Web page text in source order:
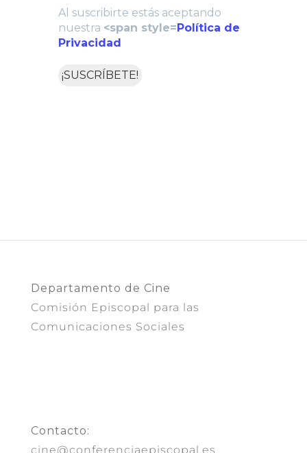
Al suscribirte estás aceptando
nuestra <span style=Política de
Privacidad
Departamento de Cine
Comisión Episcopal para las
Comunicaciones Sociales
Contacto:
cine@conferenciaepiscopal.es